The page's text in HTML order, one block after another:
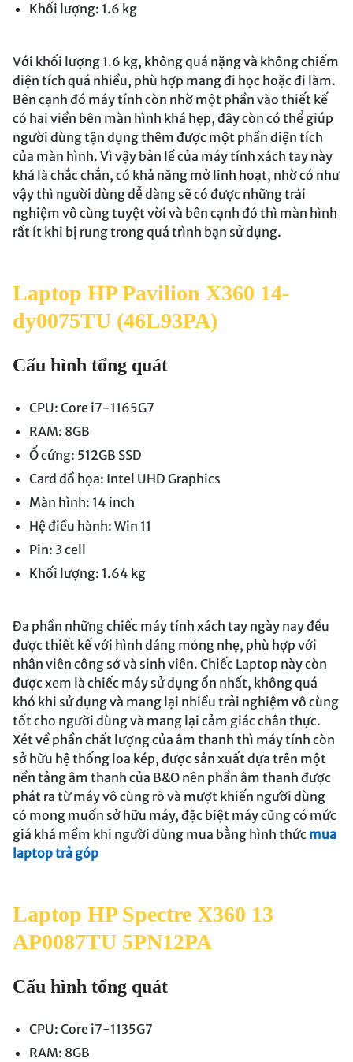
Khối lượng: 1.6 kg
Với khối lượng 1.6 kg, không quá nặng và không chiếm
diện tích quá nhiều, phù hợp mang đi học hoặc đi làm.
Bên cạnh đó máy tính còn nhờ một phần vào thiết kế
có hai viền bên màn hình khá hẹp, đây còn có thể giúp
người dùng tận dụng thêm được một phần diện tích
của màn hình. Vì vậy bản lề của máy tính xách tay này
khá là chắc chắn, có khả năng mở linh hoạt, nhờ có như
vậy thì người dùng dễ dàng sẽ có được những trải
nghiệm vô cùng tuyệt vời và bên cạnh đó thì màn hình
rất ít khi bị rung trong quá trình bạn sử dụng.
Laptop HP Pavilion X360 14-
dy0075TU (46L93PA)
Cấu hình tổng quát
CPU: Core i7-1165G7
RAM: 8GB
Ổ cứng: 512GB SSD
Card đồ họa: Intel UHD Graphics
Màn hình: 14 inch
Hệ điều hành: Win 11
Pin: 3 cell
Khối lượng: 1.64 kg
Đa phần những chiếc máy tính xách tay ngày nay đều
được thiết kế với hình dáng mỏng nhẹ, phù hợp với
nhân viên công sở và sinh viên. Chiếc Laptop này còn
được xem là chiếc máy sử dụng ổn nhất, không quá
khó khi sử dụng và mang lại nhiều trải nghiệm vô cùng
tốt cho người dùng và mang lại cảm giác chân thực.
Xét về phần chất lượng của âm thanh thì máy tính còn
sở hữu hệ thống loa kép, được sản xuất dựa trên một
nền tảng âm thanh của B&O nên phần âm thanh được
phát ra từ máy vô cùng rõ và mượt khiến người dùng
có mong muốn sở hữu máy, đặc biệt máy cũng có mức
giá khá mềm khi người dùng mua bằng hình thức mua
laptop trả góp
Laptop HP Spectre X360 13
AP0087TU 5PN12PA
Cấu hình tổng quát
CPU: Core i7-1135G7
RAM: 8GB